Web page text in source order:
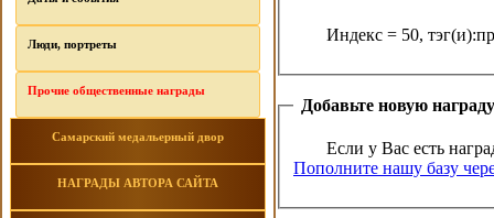
Люди, портреты
Прочие общественные награды
Самарский медальерный двор
НАГРАДЫ АВТОРА САЙТА
Индекс = 50,
Добавьте новую награду
Если у Вас есть
Пополните нашу базу